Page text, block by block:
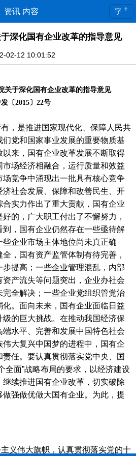
资讯 内容 字 +
深化国有企业改革的指导意见
02-12 10:01:52
关于深化国有企业改革的指导意见
〔2015〕22号
，是推进国家现代化、保障人民共
党和国家事业发展的重要物质基
来，国有企业改革发展不断取得
场经济相融合，运行质量和效益
竞争中涌现出一批具有核心竞争
社会发展、保障和改善民生、开
实力作出了重大贡献，国有企业
的，广大职工付出了不懈努力，
到，国有企业仍然存在一些亟待解
企业市场主体地位尚未真正确
，国有资产监管体制有待完善，
提高；一些企业管理混乱，内部
资产流失等问题突出，企业办社会
全解决；一些企业党组织管党治
。面向未来，国有企业面临日益
的巨大挑战。在推动我国经济保
水平、完善和发展中国特色社会
大复兴中国梦的进程中，国有企
任。要认真贯彻落实党中央、国
全面”战略布局的要求，以经济建设
续推进国有企业改革，切实破除
强做优做大国有企业。为此，提
义伟大旗帜，认真贯彻落实党的十